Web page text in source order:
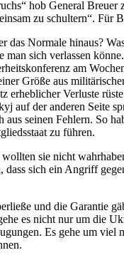
hob General
zu schultern“. Für
das Normale hinaus?
man sich verlassen
am
Größe aus
erheblicher Verluste
auf der anderen Seite
aus seinen Fehlern. So
zu führen.
sie nicht
dass sich ein Angriff
und die Garantie
es nicht nur um die
Es gehe um